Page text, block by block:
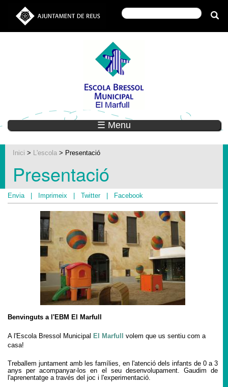
☰ Menu
Inici > L'escola > Presentació
Presentació
Envia | Imprimeix | Twitter | Facebook
Benvinguts a l'EBM El Marfull
A l 'Escola Bressol Municipal El Marfull volem que us sentiu com a
casa!
Treballem juntament amb les famílies, en l'atenció dels infants de 0 a 3
anys per acompanyar-los en el seu desenvolupament. Gaudim de
l'aprenentatge a través del joc i l'experimentació.